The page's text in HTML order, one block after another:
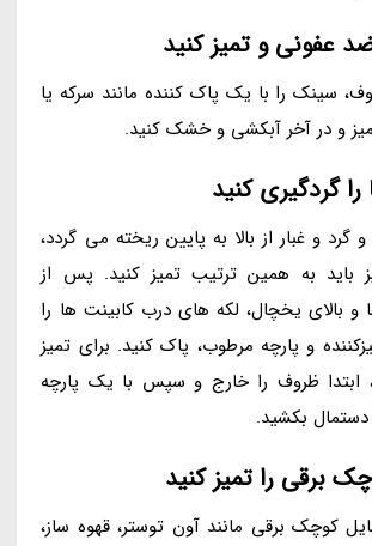
سینک را با یک پاک کننده مانند سرکه یا
و در آخر آبکشی و خشک کنید.
گرد و غبار از بالا به پایین ریخته می گردد،
باید به همین ترتیب تمیز کنید. پس از
و بالای یخچال، لکه های درب کابینت ها را
و پارچه مرطوب، پاک کنید. برای تمیز
ابتدا ظروف را خارج و سپس با یک پارچه
دستمال بکشید.
کوچک برقی مانند آون توستر، قهوه ساز،